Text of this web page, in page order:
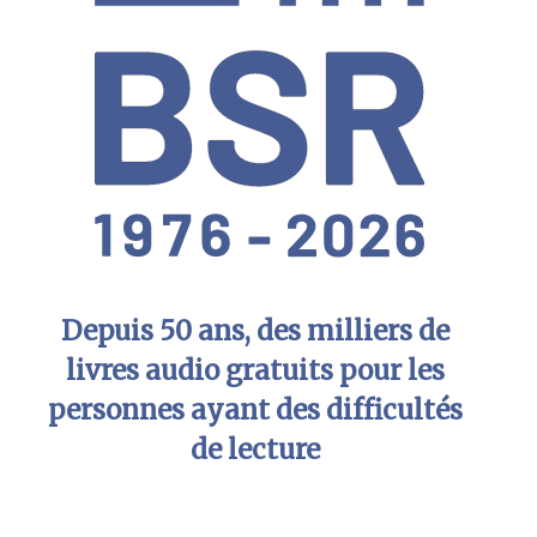
Depuis 50 ans, des milliers de
livres audio gratuits pour les
personnes ayant des difficultés
de lecture